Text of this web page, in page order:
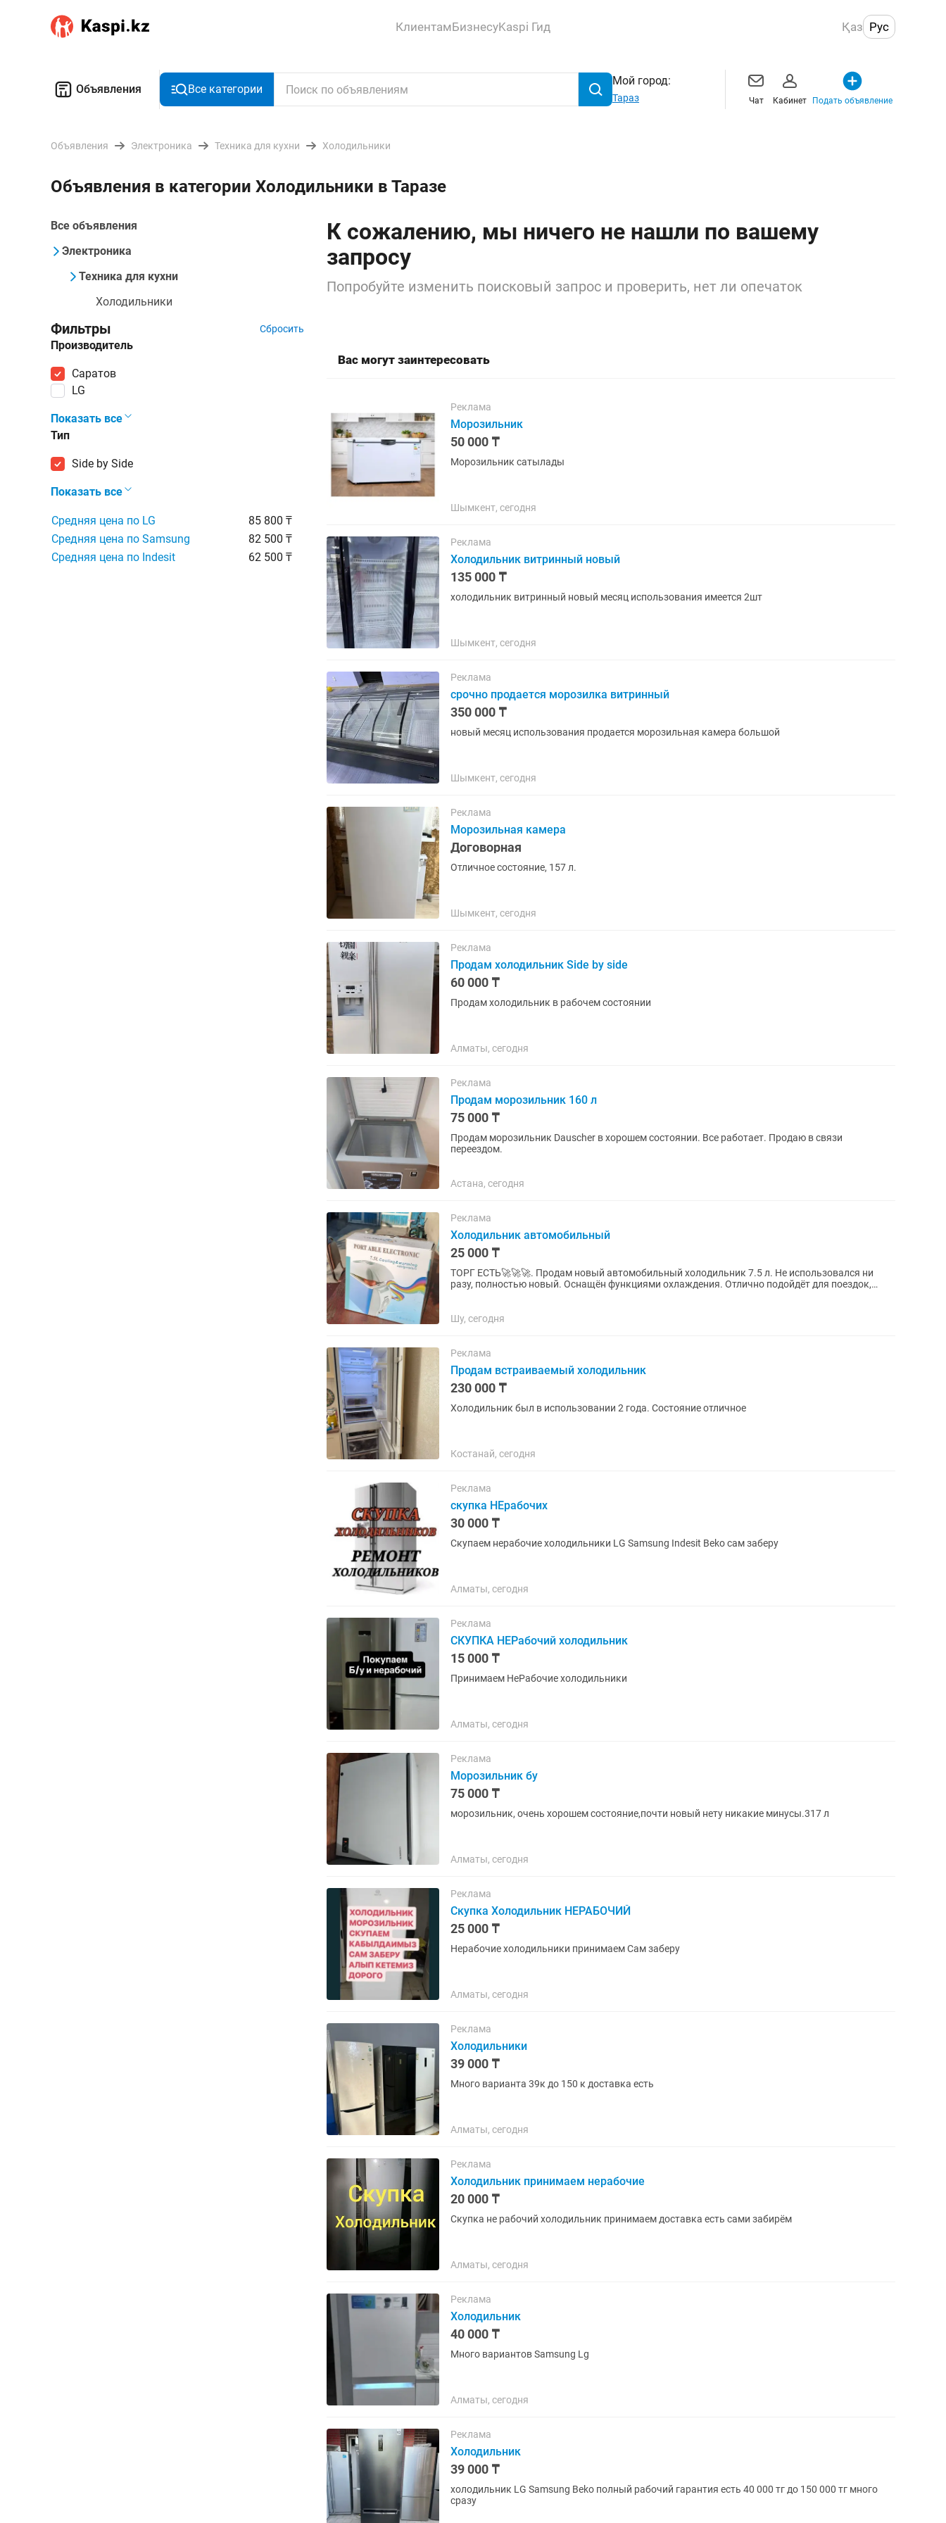
КлиентамБизнесуKaspi Гид Қаз Рус
Объявления Все категории
Мой город:
Тараз Чат Кабинет Подать объявление
Объявления Электроника Техника для кухни Холодильники
Объявления в категории Холодильники в Таразе
Все объявления
Электроника
Техника для кухни
Холодильники
Фильтры Сбросить
Производитель
Саратов
LG
Показать все
Тип
Side by Side
Показать все
Средняя цена по LG
85 800 ₸
Средняя цена по Samsung
82 500 ₸
Средняя цена по Indesit
62 500 ₸
К сожалению, мы ничего не нашли по вашему
запросу
Попробуйте изменить поисковый запрос и проверить, нет ли опечаток
Вас могут заинтересовать
Реклама
Морозильник
50 000 ₸
Морозильник сатылады
Шымкент, сегодня
Реклама
Холодильник витринный новый
135 000 ₸
холодильник витринный новый месяц использования имеется 2шт
Шымкент, сегодня
Реклама
срочно продается морозилка витринный
350 000 ₸
новый месяц использования продается морозильная камера большой
Шымкент, сегодня
Реклама
Морозильная камера
Договорная
Отличное состояние, 157 л.
Шымкент, сегодня
Реклама
Продам холодильник Side by side
60 000 ₸
Продам холодильник в рабочем состоянии
Алматы, сегодня
Реклама
Продам морозильник 160 л
75 000 ₸
Продам морозильник Dauscher в хорошем состоянии. Все работает. Продаю в связи
переездом.
Астана, сегодня
Реклама
Холодильник автомобильный
25 000 ₸
ТОРГ ЕСТЬ🚀🚀🚀. Продам новый автомобильный холодильник 7.5 л. Не использовался ни
разу, полностью новый. Оснащён функциями охлаждения. Отлично подойдёт для поездок,
Шу, сегодня
Реклама
Продам встраиваемый холодильник
230 000 ₸
Холодильник был в использовании 2 года. Состояние отличное
Костанай, сегодня
Реклама
скупка НЕрабочих
30 000 ₸
Скупаем нерабочие холодильники LG Samsung Indesit Beko сам заберу
Алматы, сегодня
Реклама
СКУПКА НЕРабочий холодильник
15 000 ₸
Принимаем НеРабочие холодильники
Алматы, сегодня
Реклама
Морозильник бу
75 000 ₸
морозильник, очень хорошем состояние,почти новый нету никакие минусы.317 л
Алматы, сегодня
Реклама
Скупка Холодильник НЕРАБОЧИЙ
25 000 ₸
Нерабочие холодильники принимаем Сам заберу
Алматы, сегодня
Реклама
Холодильники
39 000 ₸
Много варианта 39к до 150 к доставка есть
Алматы, сегодня
Реклама
Холодильник принимаем нерабочие
20 000 ₸
Скупка не рабочий холодильник принимаем доставка есть сами забирём
Алматы, сегодня
Реклама
Холодильник
40 000 ₸
Много вариантов Samsung Lg
Алматы, сегодня
Реклама
Холодильник
39 000 ₸
холодильник LG Samsung Beko полный рабочий гарантия есть 40 000 тг до 150 000 тг много
сразу